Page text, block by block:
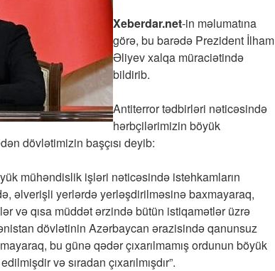
Xeberdar.net-in məlumatına
görə, bu barədə Prezident İlham
Əliyev xalqa müraciətində
bildirib.
Antiterror tədbirləri nəticəsində
hərbçilərimizin böyük
dövlətimizin başçısı deyib:
mühəndislik işləri nəticəsində istehkamların
əlverişli yerlərdə yerləşdirilməsinə baxmayaraq,
və qısa müddət ərzində bütün istiqamətlər üzrə
dövlətinin Azərbaycan ərazisində qanunsuz
bu günə qədər çıxarılmamış ordunun böyük
və sıradan çıxarılmışdır”.